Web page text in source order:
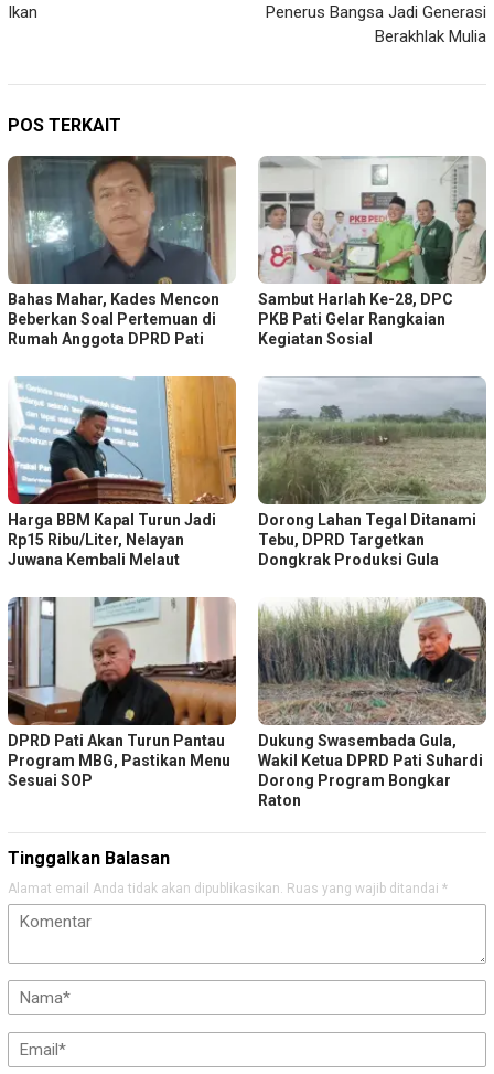
Ikan
Penerus Bangsa Jadi Generasi
Berakhlak Mulia
POS TERKAIT
Bahas Mahar, Kades Mencon
Beberkan Soal Pertemuan di
Rumah Anggota DPRD Pati
Sambut Harlah Ke-28, DPC
PKB Pati Gelar Rangkaian
Kegiatan Sosial
Harga BBM Kapal Turun Jadi
Rp15 Ribu/Liter, Nelayan
Juwana Kembali Melaut
Dorong Lahan Tegal Ditanami
Tebu, DPRD Targetkan
Dongkrak Produksi Gula
DPRD Pati Akan Turun Pantau
Program MBG, Pastikan Menu
Sesuai SOP
Dukung Swasembada Gula,
Wakil Ketua DPRD Pati Suhardi
Dorong Program Bongkar
Raton
Tinggalkan Balasan
Alamat email Anda tidak akan dipublikasikan. Ruas yang wajib ditandai *